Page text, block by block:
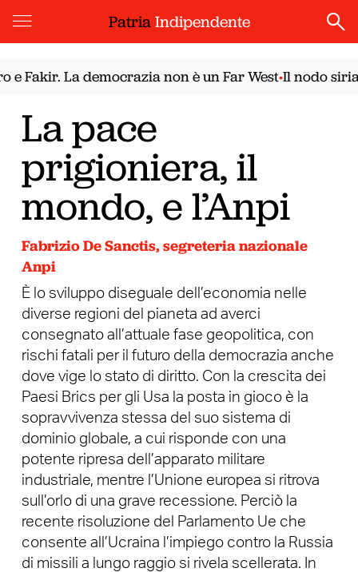
PatriaIndipendente
La democrazia non è un Far West•Il nodo siriano. Il
La pace
prigioniera, il
mondo, e l’Anpi
Fabrizio De Sanctis, segreteria nazionale
Anpi
È lo sviluppo diseguale dell’economia nelle
diverse regioni del pianeta ad averci
consegnato all’attuale fase geopolitica, con
rischi fatali per il futuro della democrazia anche
dove vige lo stato di diritto. Con la crescita dei
Paesi Brics per gli Usa la posta in gioco è la
sopravvivenza stessa del suo sistema di
dominio globale, a cui risponde con una
potente ripresa dell’apparato militare
industriale, mentre l’Unione europea si ritrova
sull’orlo di una grave recessione. Perciò la
recente risoluzione del Parlamento Ue che
consente all’Ucraina l’impiego contro la Russia
di missili a lungo raggio si rivela scellerata. In